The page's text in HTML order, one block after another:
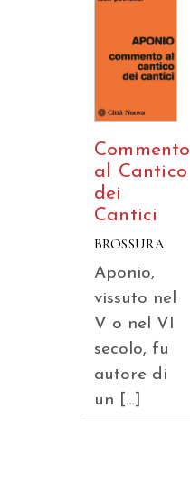
Commento
al Cantico
dei
Cantici
BROSSURA
Aponio,
vissuto nel
V o nel VI
secolo, fu
autore di
un […]